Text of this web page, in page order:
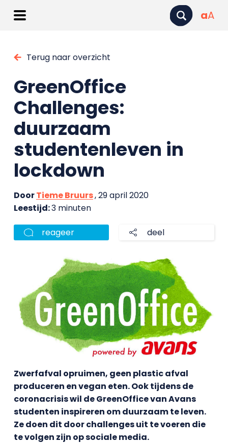
aA
Terug naar overzicht
GreenOffice
Challenges:
duurzaam
studentenleven in
lockdown
DoorTieme Bruurs, 29 april 2020
Leestijd:3 minuten
reageer deel
Zwerfafval opruimen, geen plastic afval
produceren en vegan eten. Ook tijdens de
coronacrisis wil de GreenOffice van Avans
studenten inspireren om duurzaam te leven.
Ze doen dit door challenges uit te voeren die
te volgen zijn op sociale media.